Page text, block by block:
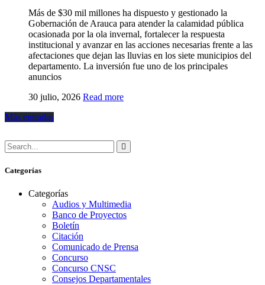
Más de $30 mil millones ha dispuesto y gestionado la
Gobernación de Arauca para atender la calamidad pública
ocasionada por la ola invernal, fortalecer la respuesta
institucional y avanzar en las acciones necesarias frente a las
afectaciones que dejan las lluvias en los siete municipios del
departamento. La inversión fue uno de los principales
anuncios
30 julio, 2026 Read more
Más entradas
Categorías
Categorías
Audios y Multimedia
Banco de Proyectos
Boletín
Citación
Comunicado de Prensa
Concurso
Concurso CNSC
Consejos Departamentales